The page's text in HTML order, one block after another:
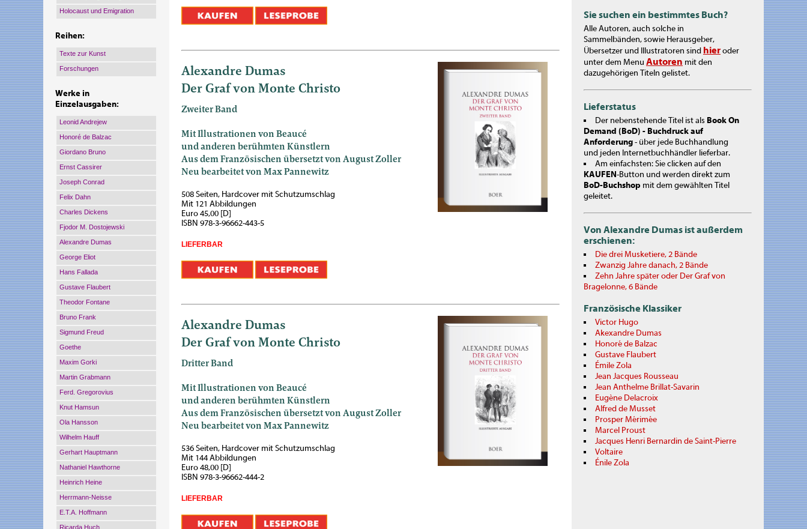
Holocaust und Emigration
Reihen:
Texte zur Kunst
Forschungen
Werke in
Einzelausgaben:
Leonid Andrejew
Honoré de Balzac
Giordano Bruno
Ernst Cassirer
Joseph Conrad
Felix Dahn
Charles Dickens
Fjodor M. Dostojewski
Alexandre Dumas
George Eliot
Hans Fallada
Gustave Flaubert
Theodor Fontane
Bruno Frank
Sigmund Freud
Goethe
Maxim Gorki
Martin Grabmann
Ferd. Gregorovius
Knut Hamsun
Ola Hansson
Wilhelm Hauff
Gerhart Hauptmann
Nathaniel Hawthorne
Heinrich Heine
Herrmann-Neisse
E.T.A. Hoffmann
Ricarda Huch
Alexandre Dumas
Der Graf von Monte Christo
Zweiter Band
Mit Illustrationen von Beaucé
und anderen berühmten Künstlern
Aus dem Französischen übersetzt von August Zoller
Neu bearbeitet von Max Pannewitz
508 Seiten, Hardcover mit Schutzumschlag
Mit 121 Abbildungen
Euro 45,00 [D]
ISBN 978-3-96662-443-5
LIEFERBAR
Alexandre Dumas
Der Graf von Monte Christo
Dritter Band
Mit Illustrationen von Beaucé
und anderen berühmten Künstlern
Aus dem Französischen übersetzt von August Zoller
Neu bearbeitet von Max Pannewitz
536 Seiten, Hardcover mit Schutzumschlag
Mit 144 Abbildungen
Euro 48,00 [D]
ISBN 978-3-96662-444-2
LIEFERBAR
Sie suchen ein bestimmtes Buch?
Alle Autoren, auch solche in
Sammelbänden, sowie Herausgeber,
Übersetzer und Illustratoren sind hieroder
unter dem Menu Autoren mit den
dazugehörigen Titeln gelistet.
Lieferstatus
Der nebenstehende Titel ist als Book On
Demand (BoD) - Buchdruck auf
Anforderung- über jede Buchhandlung
und jeden Internetbuchhändler lieferbar.
Am einfachsten: Sie clicken auf den
KAUFEN-Button und werden direkt zum
BoD-Buchshop mit dem gewählten Titel
geleitet.
Von Alexandre Dumas ist außerdem
erschienen:
Die drei Musketiere, 2 Bände
Zwanzig Jahre danach, 2 Bände
Zehn Jahre später oder Der Graf von
Bragelonne, 6 Bände
Französische Klassiker
Victor Hugo
Akexandre Dumas
Honoré de Balzac
Gustave Flaubert
Émile Zola
Jean Jacques Rousseau
Jean Anthelme Brillat-Savarin
Eugène Delacroix
Alfred de Musset
Prosper Mérimée
Marcel Proust
Jacques Henri Bernardin de Saint-Pierre
Voltaire
Énile Zola